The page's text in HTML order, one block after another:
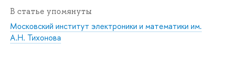
В статье упомянуты
Московский институт электроники и математики им.
А.Н. Тихонова